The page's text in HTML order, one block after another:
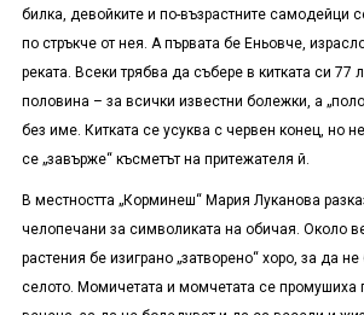
билка, девойките и по-възрастните самодейци
по стръкче от нея. А първата бе Еньовче,
реката. Всеки трябва да събере в китката си 77
половина – за всички известни болежки, а
без име. Китката се усуква с червен конец, но
се „завърже“ късметът на притежателя й.
В местността „Корминеш“ Мария Луканова
челопечани за символиката на обичая. Около
растения бе изиграно „затворено“ хоро, за да не
селото. Момичетата и момчетата се промушиха